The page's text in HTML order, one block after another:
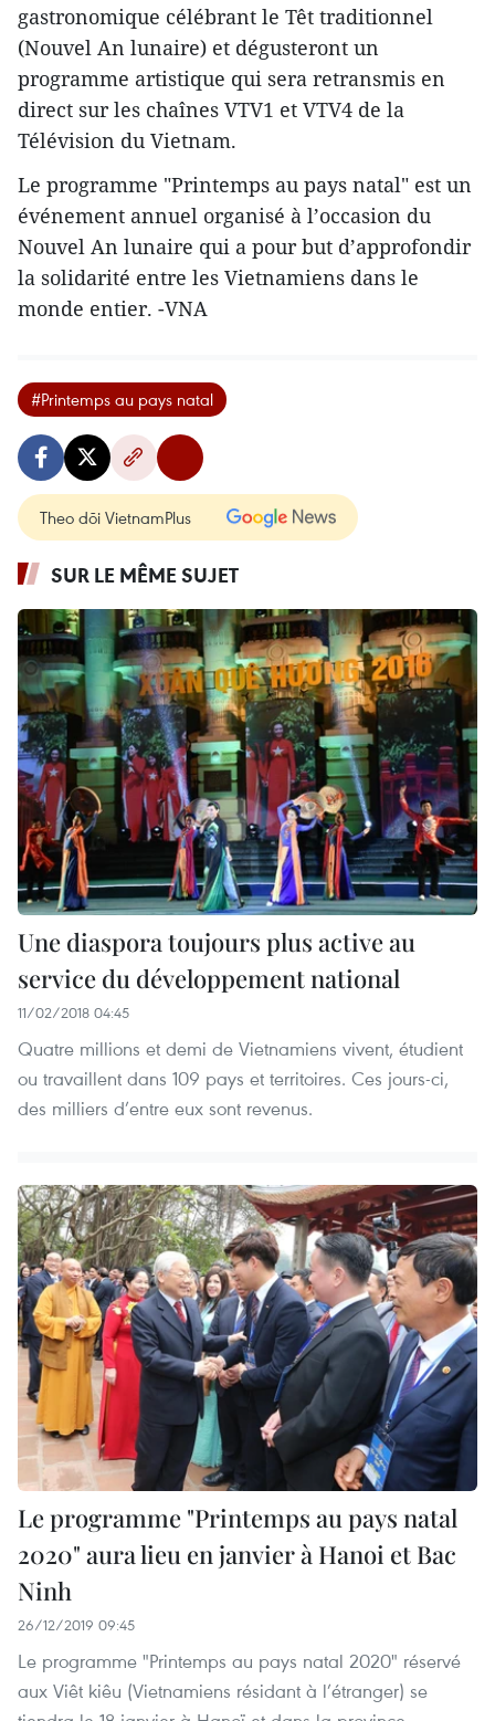
gastronomique célébrant le Têt traditionnel
(Nouvel An lunaire) et dégusteront un
programme artistique qui sera retransmis en
direct sur les chaînes VTV1 et VTV4 de la
Télévision du Vietnam.
Le programme "Printemps au pays natal" est un
événement annuel organisé à l’occasion du
Nouvel An lunaire qui a pour but d’approfondir
la solidarité entre les Vietnamiens dans le
monde entier. -VNA
#Printemps au pays natal
Theo dõi VietnamPlus
SUR LE MÊME SUJET
Une diaspora toujours plus active au
service du développement national
11/02/2018 04:45
Quatre millions et demi de Vietnamiens vivent, étudient
ou travaillent dans 109 pays et territoires. Ces jours-ci,
des milliers d’entre eux sont revenus.
Le programme "Printemps au pays natal
2020" aura lieu en janvier à Hanoi et Bac
Ninh
26/12/2019 09:45
Le programme "Printemps au pays natal 2020" réservé
aux Viêt kiêu (Vietnamiens résidant à l’étranger) se